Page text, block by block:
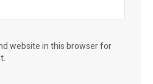
website in this browser for